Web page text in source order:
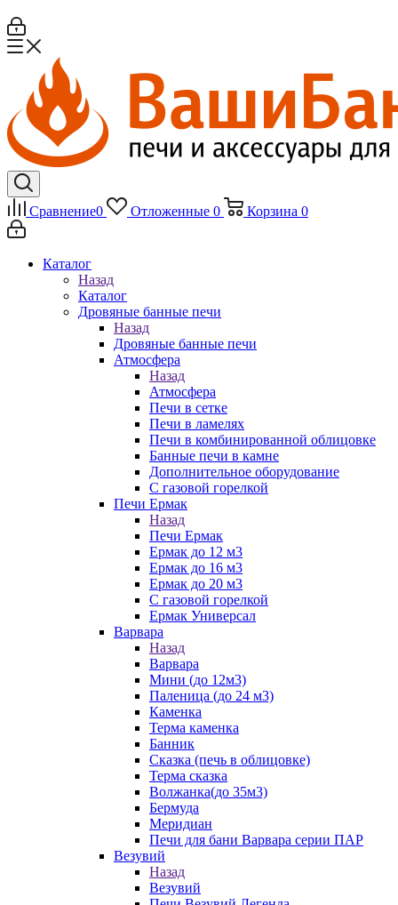
Сравнение0 Отложенные 0 Корзина 0
Каталог
Назад
Каталог
Дровяные банные печи
Назад
Дровяные банные печи
Атмосфера
Назад
Атмосфера
Печи в сетке
Печи в ламелях
Печи в комбинированной облицовке
Банные печи в камне
Дополнительное оборудование
С газовой горелкой
Печи Ермак
Назад
Печи Ермак
Ермак до 12 м3
Ермак до 16 м3
Ермак до 20 м3
С газовой горелкой
Ермак Универсал
Варвара
Назад
Варвара
Мини (до 12м3)
Паленица (до 24 м3)
Каменка
Терма каменка
Банник
Сказка (печь в облицовке)
Терма сказка
Волжанка(до 35м3)
Бермуда
Меридиан
Печи для бани Варвара серии ПАР
Везувий
Назад
Везувий